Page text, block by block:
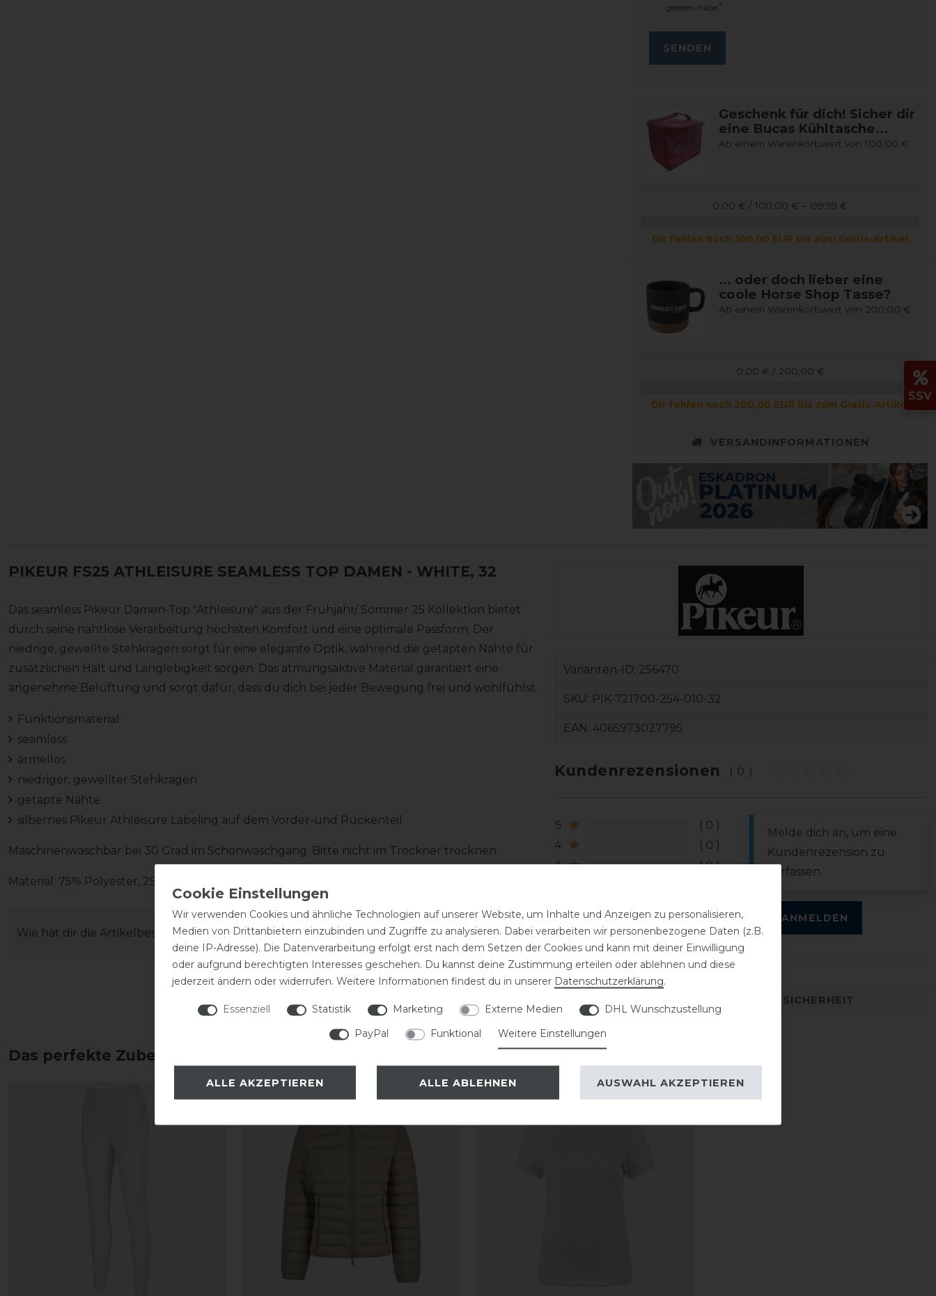
gelesen habe. *
SENDEN
Geschenk für dich! Sicher dir
eine Bucas Kühltasche...
Ab einem Warenkorbwert von 100,00 €
0,00 € / 100,00 € – 199,99 €
Dir fehlen noch 100,00 EUR bis zum Gratis-Artikel
... oder doch lieber eine
coole Horse Shop Tasse?
Ab einem Warenkorbwert von 200,00 €
0,00 € / 200,00 €
Dir fehlen noch 200,00 EUR bis zum Gratis-Artikel
VERSANDINFORMATIONEN
PIKEUR FS25 ATHLEISURE SEAMLESS TOP DAMEN - WHITE, 32
Das seamless Pikeur Damen-Top "Athleisure" aus der Frühjahr/ Sommer 25 Kollektion bietet
durch seine nahtlose Verarbeitung höchsten Komfort und eine optimale Passform. Der
niedrige, gewellte Stehkragen sorgt für eine elegante Optik, während die getapten Nähte für
zusätzlichen Halt und Langlebigkeit sorgen. Das atmungsaktive Material garantiert eine
angenehme Belüftung und sorgt dafür, dass du dich bei jeder Bewegung frei und wohlfühlst.
Funktionsmaterial
seamless
ärmellos
niedriger, gewellter Stehkragen
getapte Nähte
silbernes Pikeur Athleisure Labeling auf dem Vorder-und Rückenteil
Maschinenwaschbar bei 30 Grad im Schonwaschgang. Bitte nicht im Trockner trocknen.
Material: 75% Polyester, 25% Elasthan
Wie hat dir die Artikelbeschreibung gefallen?
Varianten-ID: 256470
SKU: PIK-721700-254-010-32
EAN: 4065973027795
Kundenrezensionen (0)
5
0
4
0
3
0
Melde dich an, um eine
Kundenrezension zu
verfassen.
ANMELDEN
DETAILS ZUR PRODUKTSICHERHEIT
Das perfekte Zubehör für dich
-20% -20%
SSV
Wir verwenden Cookies und ähnliche Technologien auf unserer Website, um Inhalte und Anzeigen zu personalisieren,
Medien von Drittanbietern einzubinden und Zugriffe zu analysieren. Dabei verarbeiten wir personenbezogene Daten (z.B.
deine IP-Adresse). Die Datenverarbeitung erfolgt erst nach dem Setzen der Cookies und kann mit deiner Einwilligung
oder aufgrund berechtigten Interesses geschehen. Du kannst deine Zustimmung erteilen oder ablehnen und diese
jederzeit ändern oder widerrufen. Weitere Informationen findest du in unserer Daten­schutz­erklärung.
Essenziell Statistik Marketing Externe Medien
DHL Wunschzustellung
PayPal
Funktional Weitere Einstellungen
ALLE AKZEPTIEREN ALLE ABLEHNEN AUSWAHL AKZEPTIEREN